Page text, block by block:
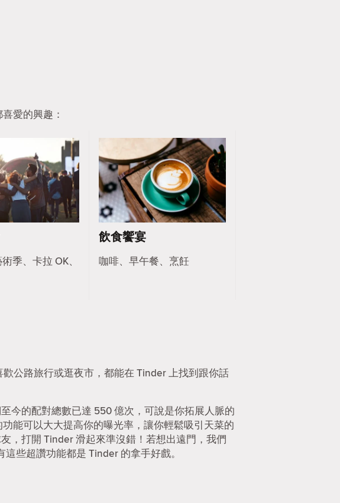
愛的興趣：
季、卡拉 OK、
飲食饗宴
咖啡、早午餐、烹飪
公路旅行或逛夜市，都能在 Tinder 上找到跟你話
今的配對總數已達 550 億次，可說是你拓展人脈的
能可以大大提高你的曝光率，讓你輕鬆吸引天菜的
，打開 Tinder 滑起來準沒錯！若想出遠門，我們
些超讚功能都是 Tinder 的拿手好戲。